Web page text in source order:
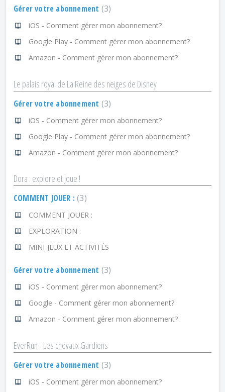
Gérer votre abonnement 3
iOS - Comment gérer mon abonnement?
Google Play - Comment gérer mon abonnement?
Amazon - Comment gérer mon abonnement?
Le palais royal de La Reine des neiges de Disney
Gérer votre abonnement 3
iOS - Comment gérer mon abonnement?
Google Play - Comment gérer mon abonnement?
Amazon - Comment gérer mon abonnement?
Dora : explore et joue !
COMMENT JOUER : 3
COMMENT JOUER :
EXPLORATION :
MINI-JEUX ET ACTIVITÉS
Gérer votre abonnement 3
iOS - Comment gérer mon abonnement?
Google - Comment gérer mon abonnement?
Amazon - Comment gérer mon abonnement?
EverRun - Les chevaux Gardiens
Gérer votre abonnement 3
iOS - Comment gérer mon abonnement?